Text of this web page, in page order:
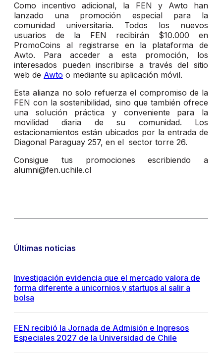
Como incentivo adicional, la FEN y Awto han
lanzado una promoción especial para la
comunidad universitaria. Todos los nuevos
usuarios de la FEN recibirán $10.000 en
PromoCoins al registrarse en la plataforma de
Awto. Para acceder a esta promoción, los
interesados pueden inscribirse a través del sitio
web de Awto o mediante su aplicación móvil.
Esta alianza no solo refuerza el compromiso de la
FEN con la sostenibilidad, sino que también ofrece
una solución práctica y conveniente para la
movilidad diaria de su comunidad. Los
estacionamientos están ubicados por la entrada de
Diagonal Paraguay 257, en el sector torre 26.
Consigue tus promociones escribiendo a
alumni@fen.uchile.cl
Últimas noticias
Investigación evidencia que el mercado valora de
forma diferente a unicornios y startups al salir a
bolsa
FEN recibió la Jornada de Admisión e Ingresos
Especiales 2027 de la Universidad de Chile